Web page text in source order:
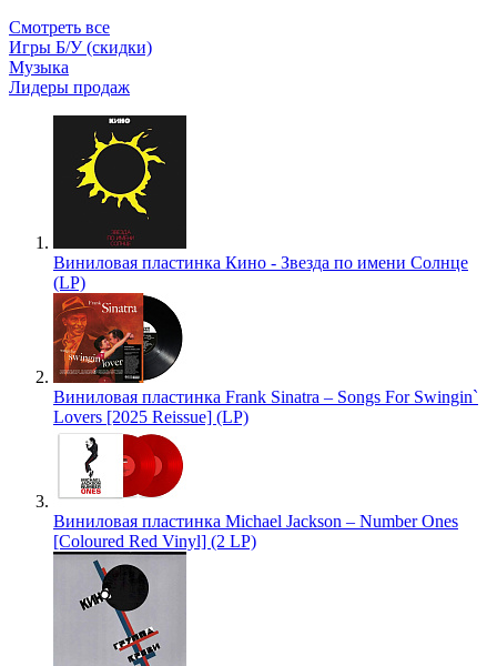
Смотреть все
Игры Б/У (скидки)
Музыка
Лидеры продаж
Виниловая пластинка Кино - Звезда по имени Солнце
(LP)
Виниловая пластинка Frank Sinatra – Songs For Swingin`
Lovers [2025 Reissue] (LP)
Виниловая пластинка Michael Jackson – Number Ones
[Coloured Red Vinyl] (2 LP)